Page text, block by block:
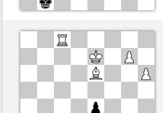
Blancas
Platte_ (1305) (-13)
Tiempo: 4 minutes/side + 4 seconds/move